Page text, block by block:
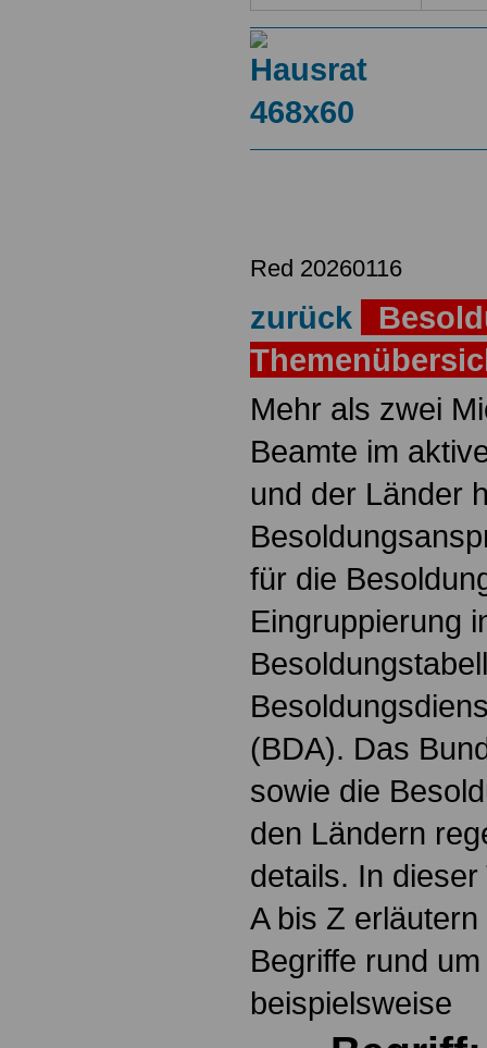
Red 20260116
zurück
Mehr als zwei
Beamte im
und der Länder
für die
Eingruppierung
(BDA). Das
sowie die
den Ländern
details. In
A bis Z
Begriffe rund
beispielsweise